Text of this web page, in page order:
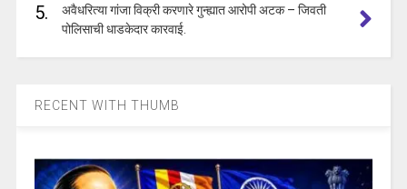
5.
अवैधरित्या गांजा विक्री करणारे गुन्ह्यात आरोपी अटक – जिवती
पोलिसाची धाडकेदार कारवाई.
RECENT WITH THUMB